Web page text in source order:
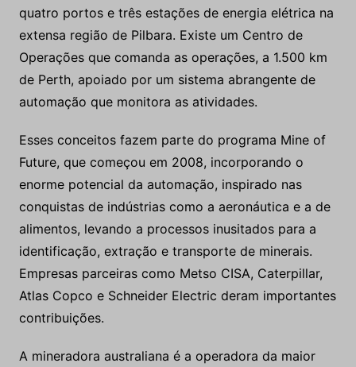
quatro portos e três estações de energia elétrica na
extensa região de Pilbara. Existe um Centro de
Operações que comanda as operações, a 1.500 km
de Perth, apoiado por um sistema abrangente de
automação que monitora as atividades.
Esses conceitos fazem parte do programa Mine of
Future, que começou em 2008, incorporando o
enorme potencial da automação, inspirado nas
conquistas de indústrias como a aeronáutica e a de
alimentos, levando a processos inusitados para a
identificação, extração e transporte de minerais.
Empresas parceiras como Metso CISA, Caterpillar,
Atlas Copco e Schneider Electric deram importantes
contribuições.
A mineradora australiana é a operadora da maior